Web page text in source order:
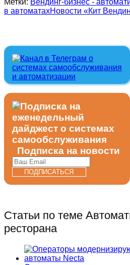
Метки: Вендинг-бизнес -
в автоматахНовости «Кит
Подписка на новости
Статьи по теме
ресторана